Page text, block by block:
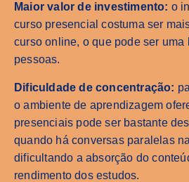
Maior valor de investimento: o
curso presencial costuma ser
curso online, o que pode ser uma
pessoas.
Dificuldade de concentração:
o ambiente de aprendizagem
presenciais pode ser bastante
quando há conversas paralelas
dificultando a absorção do
rendimento dos estudos.